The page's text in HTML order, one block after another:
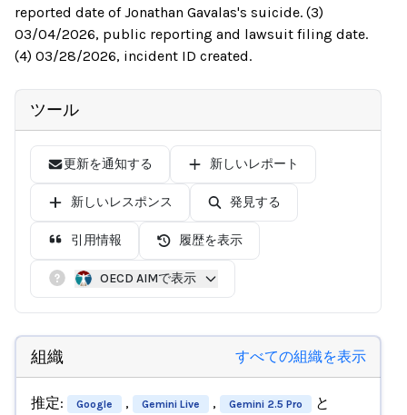
reported date of Jonathan Gavalas's suicide. (3)
03/04/2026, public reporting and lawsuit filing date.
(4) 03/28/2026, incident ID created.
ツール
更新を通知する 新しいレポート
新しいレスポンス 発見する
引用情報 履歴を表示
OECD AIMで表示
組織 すべての組織を表示
推定: Google , Gemini Live , Gemini 2.5 Pro と